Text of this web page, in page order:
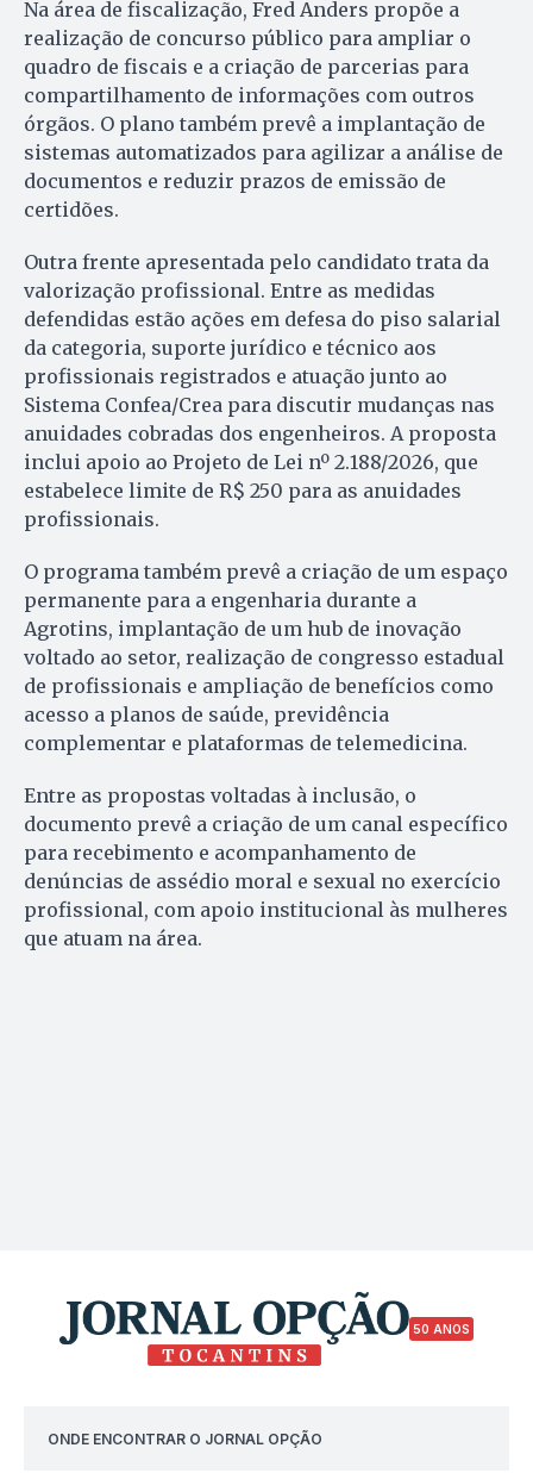
Na área de fiscalização, Fred Anders propõe a
realização de concurso público para ampliar o
quadro de fiscais e a criação de parcerias para
compartilhamento de informações com outros
órgãos. O plano também prevê a implantação de
sistemas automatizados para agilizar a análise de
documentos e reduzir prazos de emissão de
certidões.
Outra frente apresentada pelo candidato trata da
valorização profissional. Entre as medidas
defendidas estão ações em defesa do piso salarial
da categoria, suporte jurídico e técnico aos
profissionais registrados e atuação junto ao
Sistema Confea/Crea para discutir mudanças nas
anuidades cobradas dos engenheiros. A proposta
inclui apoio ao Projeto de Lei nº 2.188/2026, que
estabelece limite de R$ 250 para as anuidades
profissionais.
O programa também prevê a criação de um espaço
permanente para a engenharia durante a
Agrotins, implantação de um hub de inovação
voltado ao setor, realização de congresso estadual
de profissionais e ampliação de benefícios como
acesso a planos de saúde, previdência
complementar e plataformas de telemedicina.
Entre as propostas voltadas à inclusão, o
documento prevê a criação de um canal específico
para recebimento e acompanhamento de
denúncias de assédio moral e sexual no exercício
profissional, com apoio institucional às mulheres
que atuam na área.
50 ANOS
ONDE ENCONTRAR O JORNAL OPÇÃO